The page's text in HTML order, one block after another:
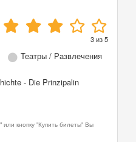
3из5
Театры / Развлечения
- Die Prinzipalin
кнопку "Купить билеты" Вы